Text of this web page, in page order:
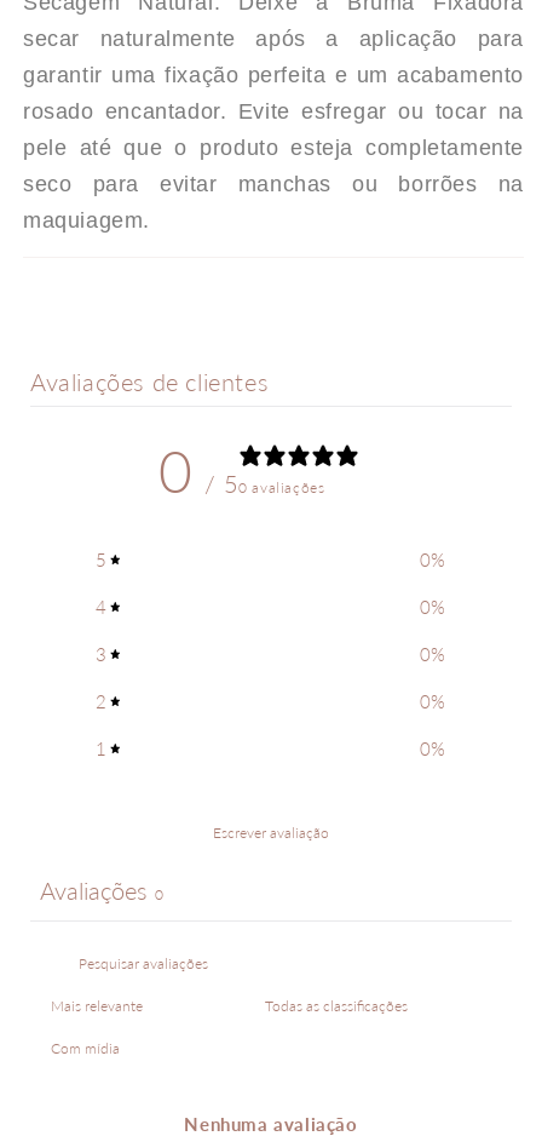
secar naturalmente após a aplicação para
garantir uma fixação perfeita e um acabamento
rosado encantador. Evite esfregar ou tocar na
pele até que o produto esteja completamente
seco para evitar manchas ou borrões na
maquiagem.
Avaliações de clientes
0 / 50 avaliações
5 0%
4 0%
3 0%
2 0%
1 0%
Escrever avaliação
Avaliações 0
Com mídia
Nenhuma avaliação